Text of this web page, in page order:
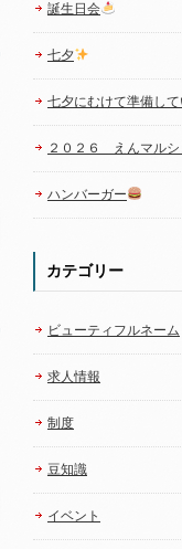
誕生日会
七夕
七夕にむけて準備し
２０２６ えんマルシ
ハンバーガー
カテゴリー
ビューティフルネーム
求人情報
制度
豆知識
イベント